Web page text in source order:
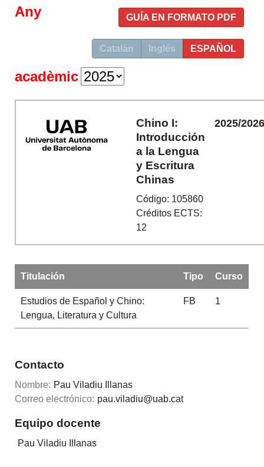
GUÍA EN FORMATO PDF
Catalán Inglés ESPAÑOL
Any
acadèmic
Chino I:
Introducción
a la Lengua
y Escritura
Chinas
Código: 105860
Créditos ECTS:
12
2025/
Titulación Tipo Curso
Estudios de Español y Chino:
Lengua, Literatura y Cultura
FB 1
Contacto
Nombre: Pau Viladiu Illanas
Correo electrónico: pau.viladiu@uab.cat
Equipo docente
Pau Viladiu Illanas